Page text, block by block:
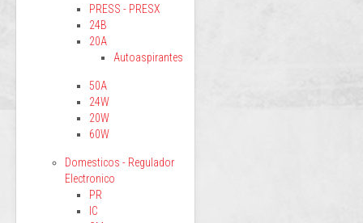
PRESS - PRESX
24B
20A
Autoaspirantes
50A
24W
20W
60W
Domesticos - Regulador
Electronico
PR
IC